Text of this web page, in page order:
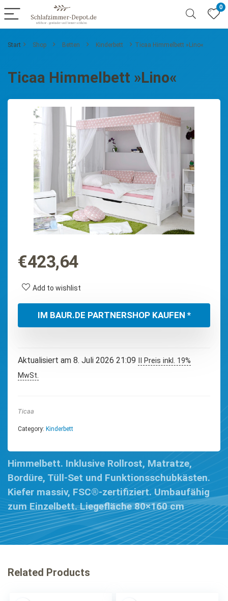
0
Start Shop Betten Kinderbett Ticaa Himmelbett »Lino«
Ticaa Himmelbett »Lino«
€423,64
Add to wishlist
IM BAUR.DE PARTNERSHOP KAUFEN *
Aktualisiert am 8. Juli 2026 21:09
II Preis inkl. 19%
MwSt.
Ticaa
Category: Kinderbett
Himmelbett. Inklusive Rollrost, Matratze,
Bordüre, Tüll-Set und Funktionsschubkästen.
Kiefer massiv, FSC®-zertifiziert. Umbaufähig
zum Einzelbett. Liegefläche 80×160 cm
Related Products